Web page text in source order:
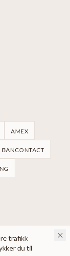
trafikk
du til
AMEX
BANCONTACT